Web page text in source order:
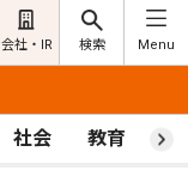
会社・IR 検索 Menu
社会 教育 ス